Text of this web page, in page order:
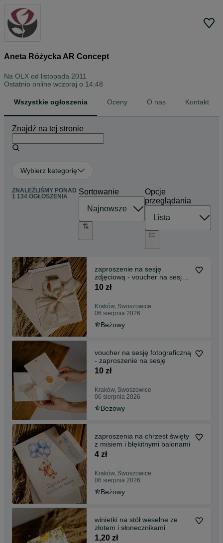
Aneta Różycka AR Concept
Na OLX od listopada 2011
Ostatnio online wczoraj o 14:48
Wszystkie ogłoszenia Oceny O nas Kontakt
Znajdź na tej stronie
Wybierz kategorię
ZNALEŹLIŚMY PONAD
1 134 OGŁOSZENIA
Sortowanie
Opcje
przeglądania
zaproszenie na sesję
zdjęciową - voucher na sesję
fotograficzną
10 zł
Kraków, Swoszowice
06 sierpnia 2026
Beżowy
voucher na sesję fotograficzną
- zaproszenie na sesję
10 zł
Kraków, Swoszowice
06 sierpnia 2026
Beżowy
zaproszenia na chrzest święty
z misiem i błękitnymi balonami
4 zł
Kraków, Swoszowice
06 sierpnia 2026
Beżowy
winietki na stół weselne ze
złotem i słonecznikami
1,20 zł